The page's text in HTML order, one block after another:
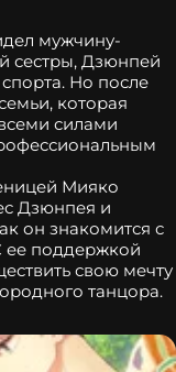
мужчину-
сестры, Дзюнпей
Но после
которая
силами
Мияко
Дзюнпея и
он знакомится с
ее поддержкой
свою мечту
танцора.